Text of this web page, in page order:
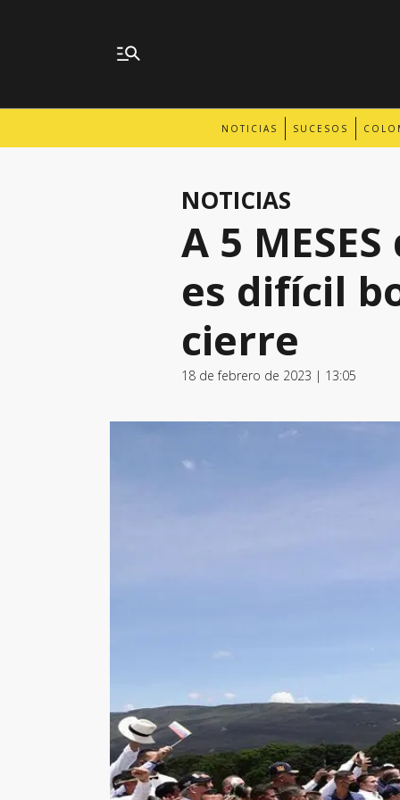
NOTICIAS SUCESOS
NOTICIAS
A 5
es difícil
cierre
18 de febrero de 2023 | 13:05